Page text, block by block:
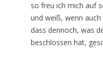
so freu ich mich auf
und weiß, wenn
dass dennoch, was
beschlossen hat,